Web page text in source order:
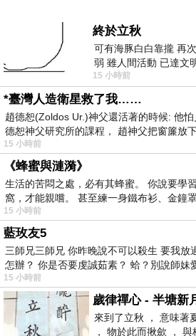
終於立秋
可有海豚白白靠攏 再
弱 雖人間活動 已達文
者 只能白白陪葬
15 小時前
*臺灣人造衛星救了我……
趙德恕(Zoldos Ur.)神父還活著的時候: 他
德恕神父研究所的課程， 趙神父把窗簾放
15 小時前
《蜂蜜與漣漪》
生活的苦悶之處，必有其蜂蜜。 你說要學
窩，才能親嚐。 甚至練一身鐵布衫、金鐘
15 小時前
藍玫友5
三師兄三師兄 你昨晚說不可以殺生 要我放
怎辦？ 你是否要虔誠茹素？ 蛤？別說師妹
15 小時前
歲律禪心 - 半塘新
來到了立秋 ， 意味著
， 物於此而揪歛 ， 與